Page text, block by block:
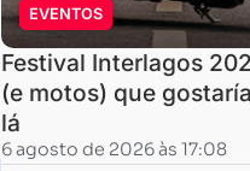
EVENTOS
Festival Interlagos
(e motos) que
lá
6 agosto de 2026 às 17:08